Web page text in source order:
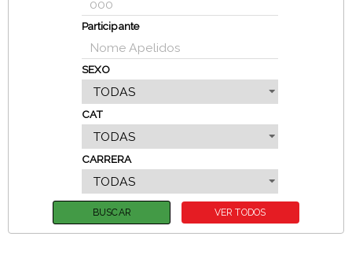
Participante
SEXO
CAT
CARRERA